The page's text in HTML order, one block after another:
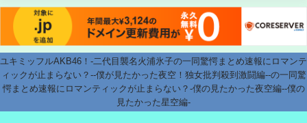
ユキミッフルAKB46！-二代目襲名火浦氷子の一同驚愕まとめ速報にロマンテ
ィックが止まらない？--僕が見たかった夜空！独女批判殺到激闘編--の一同驚
愕まとめ速報にロマンティックが止まらない？-僕の見たかった夜空編--僕の
見たかった星空編-